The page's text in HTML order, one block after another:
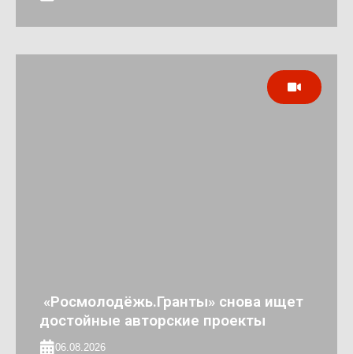
«Росмолодёжь.Гранты» снова ищет
достойные авторские проекты
06.08.2026